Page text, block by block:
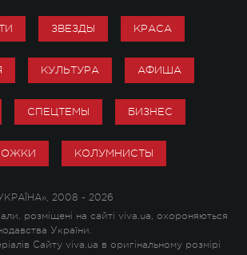
ЗВЕЗДЫ КРАСА
КУЛЬТУРА АФИША
СПЕЦТЕМЫ БИЗНЕС
КОЛУМНИСТЫ
2008 - 2026
розміщені на сайті viva.ua, охороняються
України.
Сайту viva.ua в оригінальному розмірі